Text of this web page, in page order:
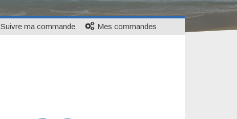
Suivre ma commande Mes commandes